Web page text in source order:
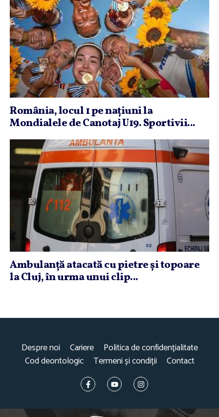
România, locul 1 pe naţiuni la
Mondialele de Canotaj U19. Sportivii...
Ambulanţă atacată cu pietre şi topoare
la Cluj, în urma unui clip...
Despre noi Cariere
Politica de confidențialitate
Cod deontologic
Termeni și condiții Contact